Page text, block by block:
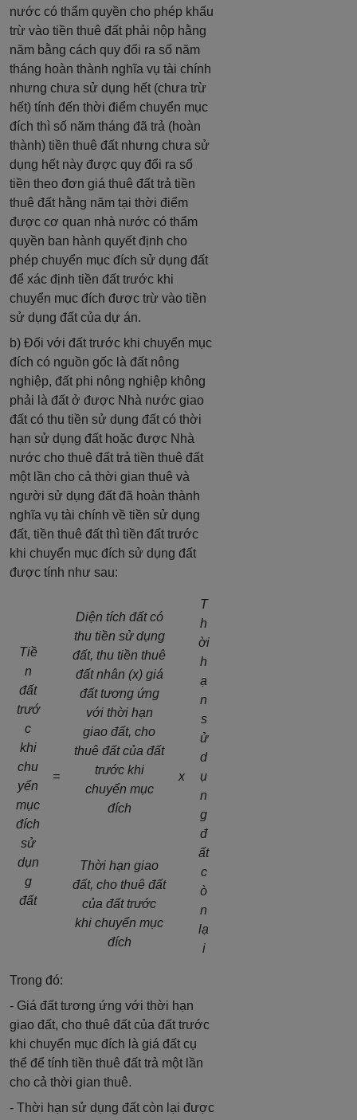
nước có thẩm quyền cho phép khấu
trừ vào tiền thuê đất phải nộp hằng
năm bằng cách quy đổi ra số năm
tháng hoàn thành nghĩa vụ tài chính
nhưng chưa sử dụng hết (chưa trừ
hết) tính đến thời điểm chuyển mục
đích thì số năm tháng đã trả (hoàn
thành) tiền thuê đất nhưng chưa sử
dụng hết này được quy đổi ra số
tiền theo đơn giá thuê đất trả tiền
thuê đất hằng năm tại thời điểm
được cơ quan nhà nước có thẩm
quyền ban hành quyết định cho
phép chuyển mục đích sử dụng đất
để xác định tiền đất trước khi
chuyển mục đích được trừ vào tiền
sử dụng đất của dự án.
b) Đối với đất trước khi chuyển mục
đích có nguồn gốc là đất nông
nghiệp, đất phi nông nghiệp không
phải là đất ở được Nhà nước giao
đất có thu tiền sử dụng đất có thời
hạn sử dụng đất hoặc được Nhà
nước cho thuê đất trả tiền thuê đất
một lần cho cả thời gian thuê và
người sử dụng đất đã hoàn thành
nghĩa vụ tài chính về tiền sử dụng
đất, tiền thuê đất thì tiền đất trước
khi chuyển mục đích sử dụng đất
được tính như sau:
Tiề
n
đất
trướ
c
khi
chu
yển
mục
đích
sử
dụn
g
đất
=
Diện tích đất có
thu tiền sử dụng
đất, thu tiền thuê
đất nhân (x) giá
đất tương ứng
với thời hạn
giao đất, cho
thuê đất của đất
trước khi
chuyển mục
đích
x
T
h
ời
h
ạ
n
s
ử
d
ụ
n
g
đ
ất
c
ò
n
lạ
i
Thời hạn giao
đất, cho thuê đất
của đất trước
khi chuyển mục
đích
Trong đó:
- Giá đất tương ứng với thời hạn
giao đất, cho thuê đất của đất trước
khi chuyển mục đích là giá đất cụ
thể để tính tiền thuê đất trả một lần
cho cả thời gian thuê.
- Thời hạn sử dụng đất còn lại được